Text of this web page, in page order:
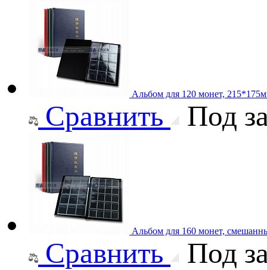
Альбом для 120 монет,
Сравнить Под
Альбом для 160 монет,
Сравнить Под